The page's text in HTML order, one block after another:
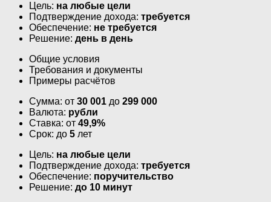
Цель: на любые цели
Подтверждение дохода: требуется
Обеспечение: не требуется
Решение: день в день
Общие условия
Требования и документы
Примеры расчётов
Сумма: от 30 001 до 299 000
Валюта: рубли
Ставка: от 49,9%
Срок: до 5 лет
Цель: на любые цели
Подтверждение дохода: требуется
Обеспечение: поручительство
Решение: до 10 минут